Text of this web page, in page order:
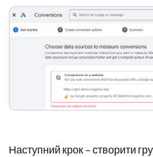
Наступний крок – створити